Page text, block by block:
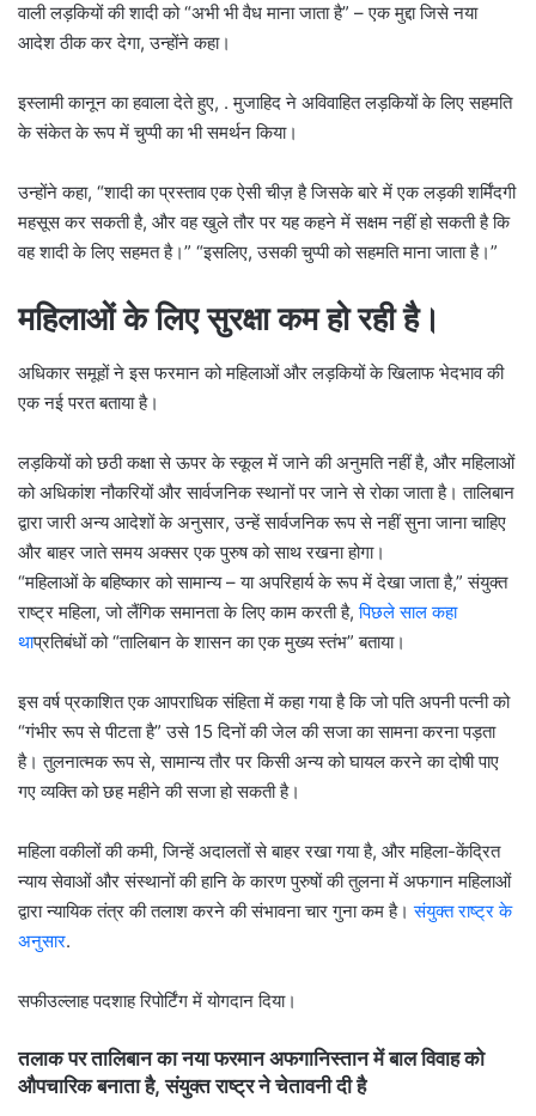
वाली लड़कियों की शादी को “अभी भी वैध माना जाता है” – एक मुद्दा जिसे नया
आदेश ठीक कर देगा, उन्होंने कहा।
इस्लामी कानून का हवाला देते हुए, . मुजाहिद ने अविवाहित लड़कियों के लिए सहमति
के संकेत के रूप में चुप्पी का भी समर्थन किया।
उन्होंने कहा, “शादी का प्रस्ताव एक ऐसी चीज़ है जिसके बारे में एक लड़की शर्मिंदगी
महसूस कर सकती है, और वह खुले तौर पर यह कहने में सक्षम नहीं हो सकती है कि
वह शादी के लिए सहमत है।” “इसलिए, उसकी चुप्पी को सहमति माना जाता है।”
महिलाओं के लिए सुरक्षा कम हो रही है।
अधिकार समूहों ने इस फरमान को महिलाओं और लड़कियों के खिलाफ भेदभाव की
एक नई परत बताया है।
लड़कियों को छठी कक्षा से ऊपर के स्कूल में जाने की अनुमति नहीं है, और महिलाओं
को अधिकांश नौकरियों और सार्वजनिक स्थानों पर जाने से रोका जाता है। तालिबान
द्वारा जारी अन्य आदेशों के अनुसार, उन्हें सार्वजनिक रूप से नहीं सुना जाना चाहिए
और बाहर जाते समय अक्सर एक पुरुष को साथ रखना होगा।
“महिलाओं के बहिष्कार को सामान्य – या अपरिहार्य के रूप में देखा जाता है,” संयुक्त
राष्ट्र महिला, जो लैंगिक समानता के लिए काम करती है,पिछले साल कहा
थाप्रतिबंधों को “तालिबान के शासन का एक मुख्य स्तंभ” बताया।
इस वर्ष प्रकाशित एक आपराधिक संहिता में कहा गया है कि जो पति अपनी पत्नी को
“गंभीर रूप से पीटता है” उसे 15 दिनों की जेल की सजा का सामना करना पड़ता
है। तुलनात्मक रूप से, सामान्य तौर पर किसी अन्य को घायल करने का दोषी पाए
गए व्यक्ति को छह महीने की सजा हो सकती है।
महिला वकीलों की कमी, जिन्हें अदालतों से बाहर रखा गया है, और महिला-केंद्रित
न्याय सेवाओं और संस्थानों की हानि के कारण पुरुषों की तुलना में अफगान महिलाओं
द्वारा न्यायिक तंत्र की तलाश करने की संभावना चार गुना कम है।संयुक्त राष्ट्र के
अनुसार.
सफीउल्लाह पदशाह रिपोर्टिंग में योगदान दिया।
तलाक पर तालिबान का नया फरमान अफगानिस्तान में बाल विवाह को
औपचारिक बनाता है, संयुक्त राष्ट्र ने चेतावनी दी है